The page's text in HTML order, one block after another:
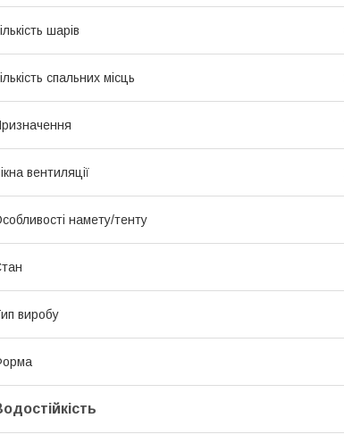
шарів
спальних місць
вентиляції
намету/тенту
виробу